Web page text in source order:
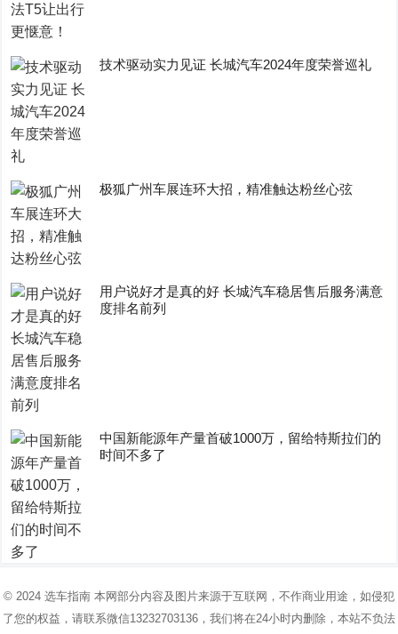
技术驱动实力见证 长城汽车2024年度荣誉巡礼
极狐广州车展连环大招，精准触达粉丝心弦
用户说好才是真的好 长城汽车稳居售后服务满意
度排名前列
中国新能源年产量首破1000万，留给特斯拉们的
时间不多了
© 2024 选车指南本网部分内容及图片来源于互联网，不作商业用途，如侵犯
了您的权益，请联系微信13232703136，我们将在24小时内删除，本站不负法